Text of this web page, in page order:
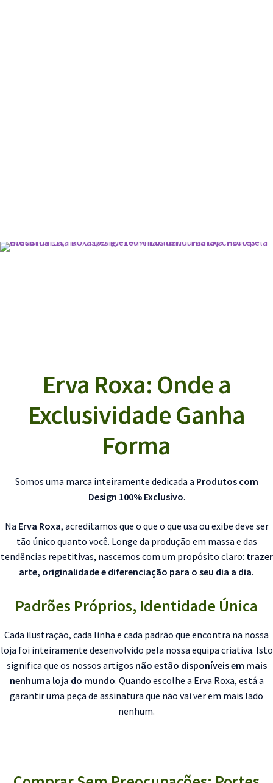
Erva Roxa: Onde a
Exclusividade Ganha
Forma
Somos uma marca inteiramente dedicada a Produtos com
Design 100% Exclusivo.
Na Erva Roxa, acreditamos que o que o que usa ou exibe deve ser
tão único quanto você. Longe da produção em massa e das
tendências repetitivas, nascemos com um propósito claro: trazer
arte, originalidade e diferenciação para o seu dia a dia.
Padrões Próprios, Identidade Única
Cada ilustração, cada linha e cada padrão que encontra na nossa
loja foi inteiramente desenvolvido pela nossa equipa criativa. Isto
significa que os nossos artigos não estão disponíveis em mais
nenhuma loja do mundo. Quando escolhe a Erva Roxa, está a
garantir uma peça de assinatura que não vai ver em mais lado
nenhum.